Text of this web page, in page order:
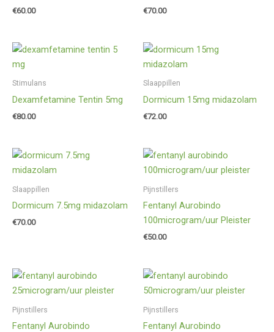
€60.00 €70.00
Stimulans
Dexamfetamine Tentin 5mg
€80.00
Slaappillen
Dormicum 15mg midazolam
€72.00
Slaappillen
Dormicum 7.5mg midazolam
€70.00
Pijnstillers
Fentanyl Aurobindo
100microgram/uur Pleister
€50.00
Pijnstillers
Fentanyl Aurobindo
Pijnstillers
Fentanyl Aurobindo